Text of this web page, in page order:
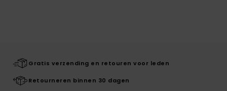
Gratis verzending en retouren voor leden
Retourneren binnen 30 dagen